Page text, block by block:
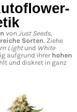
vonJust Seeds,
Sorten. Ziehe
Lightund White
aufgrund ihrer hohen
und diskret in ganz